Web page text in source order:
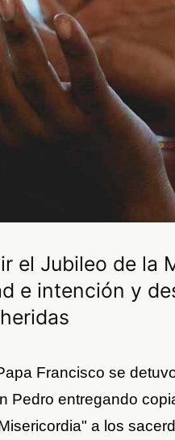
el Jubileo de la
e intención y
Francisco se
Pedro entregando
a los